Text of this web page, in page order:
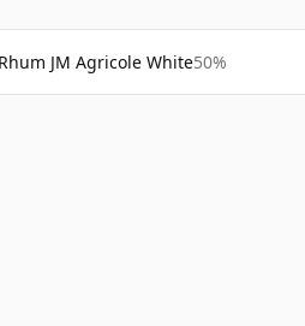
Rhum JM Agricole White50%